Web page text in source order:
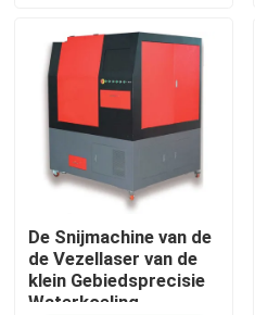
VR-show
Over ons
Fabrieksrondleiding
Kwaliteitscontrole
De Snijmachine van de
de Vezellaser van de
klein Gebiedsprecisie
Waterkoeling